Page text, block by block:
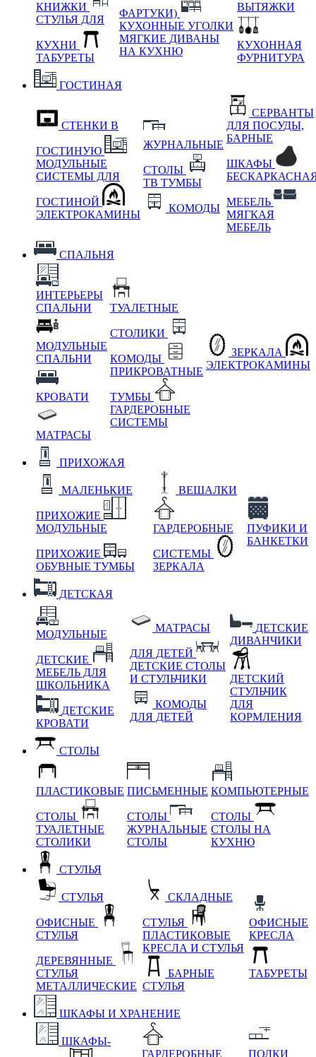
КНИЖКИ
СТУЛЬЯ ДЛЯ
КУХНИ
ТАБУРЕТЫ
ФАРТУКИ)
КУХОННЫЕ УГОЛКИ
МЯГКИЕ ДИВАНЫ
НА КУХНЮ
ВЫТЯЖКИ
КУХОННАЯ
ФУРНИТУРА
ГОСТИНАЯ
СТЕНКИ В
ГОСТИНУЮ
МОДУЛЬНЫЕ
СИСТЕМЫ ДЛЯ
ГОСТИНОЙ
ЭЛЕКТРОКАМИНЫ
ЖУРНАЛЬНЫЕ
СТОЛЫ
ТВ ТУМБЫ
КОМОДЫ
СЕРВАНТЫ
ДЛЯ ПОСУДЫ,
БАРНЫЕ
ШКАФЫ
МЕБЕЛЬ
МЯГКАЯ
МЕБЕЛЬ
СПАЛЬНЯ
ИНТЕРЬЕРЫ
СПАЛЬНИ
МОДУЛЬНЫЕ
СПАЛЬНИ
КРОВАТИ
МАТРАСЫ
ТУАЛЕТНЫЕ
СТОЛИКИ
КОМОДЫ
ПРИКРОВАТНЫЕ
ТУМБЫ
ГАРДЕРОБНЫЕ
СИСТЕМЫ
ЗЕРКАЛА
ЭЛЕКТРОКАМИНЫ
ПРИХОЖАЯ
МАЛЕНЬКИЕ
ПРИХОЖИЕ
МОДУЛЬНЫЕ
ПРИХОЖИЕ
ОБУВНЫЕ ТУМБЫ
ВЕШАЛКИ
ГАРДЕРОБНЫЕ
СИСТЕМЫ
ЗЕРКАЛА
ПУФИКИ И
БАНКЕТКИ
ДЕТСКАЯ
МОДУЛЬНЫЕ
ДЕТСКИЕ
МЕБЕЛЬ ДЛЯ
ШКОЛЬНИКА
ДЕТСКИЕ
КРОВАТИ
МАТРАСЫ
ДЛЯ ДЕТЕЙ
ДЕТСКИЕ СТОЛЫ
И СТУЛЬЧИКИ
КОМОДЫ
ДЛЯ ДЕТЕЙ
ДЕТСКИЕ
ДИВАНЧИКИ
ДЕТСКИЙ
СТУЛЬЧИК
ДЛЯ
КОРМЛЕНИЯ
СТОЛЫ
ПЛАСТИКОВЫЕ
СТОЛЫ
ТУАЛЕТНЫЕ
СТОЛИКИ
ПИСЬМЕННЫЕ
СТОЛЫ
ЖУРНАЛЬНЫЕ
СТОЛЫ
КОМПЬЮТЕРНЫЕ
СТОЛЫ
СТОЛЫ НА
КУХНЮ
СТУЛЬЯ
СТУЛЬЯ
ОФИСНЫЕ
СТУЛЬЯ
ДЕРЕВЯННЫЕ
СТУЛЬЯ
МЕТАЛЛИЧЕСКИЕ
СКЛАДНЫЕ
СТУЛЬЯ
ПЛАСТИКОВЫЕ
КРЕСЛА И СТУЛЬЯ
БАРНЫЕ
СТУЛЬЯ
ОФИСНЫЕ
КРЕСЛА
ТАБУРЕТЫ
ШКАФЫ И ХРАНЕНИЕ
ШКАФЫ-
ГАРДЕРОБНЫЕ
ПОЛКИ